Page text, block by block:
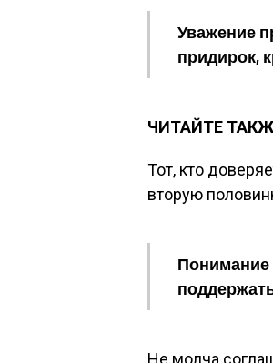
Уважение
придирок,
ЧИТАЙТЕ
Тот, кто
вторую
Понимание
Не молча